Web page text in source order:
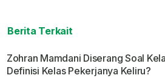
Berita Terkait
Zohran Mamdani Diserang Soal
Definisi Kelas Pekerjanya Keliru?